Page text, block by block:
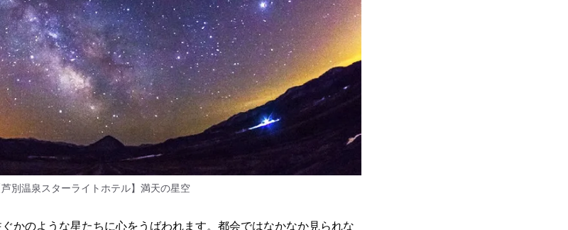
芦別温泉スターライトホテル】満天の星空
かのような星たちに心をうばわれます。都会ではなかなか見られな